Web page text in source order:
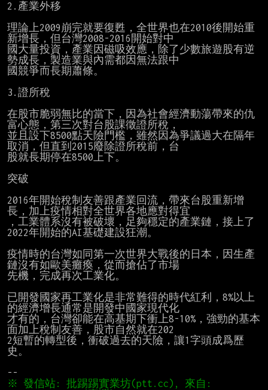
2.產業外移
理論上2009崩完就要復甦，全世界也在2010後開始重
新增長，但台灣2008-2016開始對中
國大量投資，產業因磁吸效應，除了少數旅遊股有逆
勢成長，製造業與內需都因無法跟中
國競爭而長期蕭條。
3.證所稅
在股市脆弱無比的當下，因為社會經濟動蕩帶來的仇
富心態，第三次對台股課徵證所稅，
並且設下8500點天險門檻，雖然因為爭議過大在隔年
取消，但直到2015廢除證所稅前，台
股就長期停在8500上下。
突破
2016年開始稅制友善跟產業回流，帶來台股重新增
長，加上疫情相對全世界各地應對得宜
，工業體系沒有被破壞，足夠穩定的產業鏈，接上了
2022年開始的AI基礎建設狂潮。
疫情時的台灣如同第一次世界大戰後的日本，因生產
鏈沒有如歐美癱瘓，從而搶佔了市場
先機，完成再次工業化。
已開發國家再工業化是非常難得的時代紅利，8%以上
的經濟增長通常是開發中國家現代化
才有的，台灣卻能在高基期下衝上8-10%，強勁的基本
面加上稅制友善，股市自然就在202
2短暫的轉型後，衝破過去的天險，讓1字頭成爲歷
史。
※ 發信站: 批踢踢實業坊(ptt.cc), 來自: